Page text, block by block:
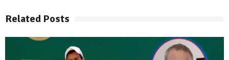
Related Posts